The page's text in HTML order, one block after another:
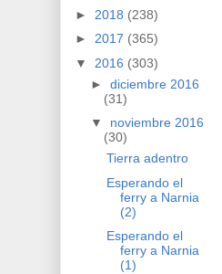
► 2018 (238)
► 2017 (365)
▼ 2016 (303)
► diciembre 2016
(31)
▼ noviembre 2016
(30)
Tierra adentro
Esperando el
ferry a Narnia
(2)
Esperando el
ferry a Narnia
(1)